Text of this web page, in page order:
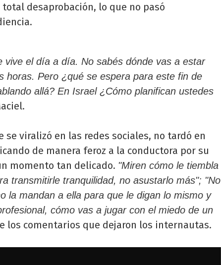
desaprobación, lo que no pasó
vive el día a día. No sabés dónde vas a estar
horas. Pero ¿qué se espera para este fin de
allá? En Israel ¿Cómo planifican ustedes
se viralizó en las redes sociales, no tardó en
de manera feroz a la conductora por su
momento tan delicado. "Miren cómo le tiembla
transmitirle tranquilidad, no asustarlo más"; "No
la mandan a ella para que le digan lo mismo y
cómo vas a jugar con el miedo de un
los comentarios que dejaron los internautas.